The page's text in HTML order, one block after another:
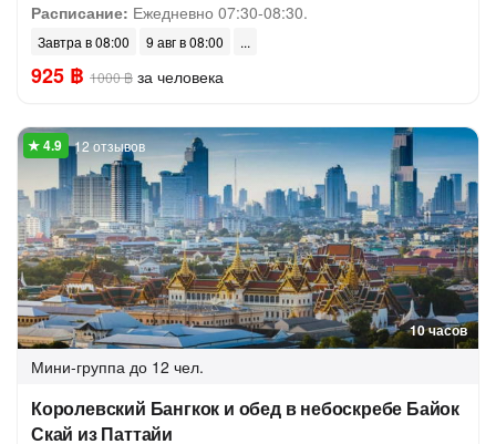
Расписание: Ежедневно 07:30-08:30.
Завтра в 08:00 9 авг в 08:00
925 ฿ 1000 ฿ за человека
10 часов
12 отзывов
Мини-группа до 12 чел.
Королевский Бангкок и обед в небоскребе Байок
Скай из Паттайи